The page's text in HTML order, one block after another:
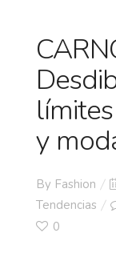
y
By Fashion
Tendencias
0